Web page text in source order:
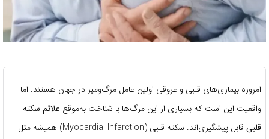
امروزه بیماری‌های قلبی و عروقی اولین عامل مرگ‌ومیر در جهان هستند. اما
واقعیت این است که بسیاری از این مرگ‌ها با شناخت به‌موقع علائم سکته
قلبی
قابل پیشگیری‌اند. سکته قلبی (Myocardial Infarction) همیشه مثل